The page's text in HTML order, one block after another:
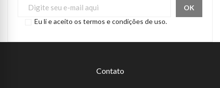
Eu li e aceito os termos e condições de uso.
Contato